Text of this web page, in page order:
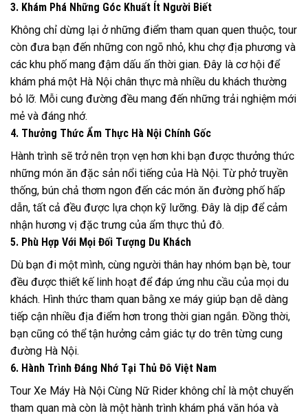
3. Khám Phá Những Góc Khuất Ít Người Biết
Không chỉ dừng lại ở những điểm tham quan quen thuộc, tour
còn đưa bạn đến những con ngõ nhỏ, khu chợ địa phương và
các khu phố mang đậm dấu ấn thời gian. Đây là cơ hội để
khám phá một Hà Nội chân thực mà nhiều du khách thường
bỏ lỡ. Mỗi cung đường đều mang đến những trải nghiệm mới
mẻ và đáng nhớ.
4. Thưởng Thức Ẩm Thực Hà Nội Chính Gốc
Hành trình sẽ trở nên trọn vẹn hơn khi bạn được thưởng thức
những món ăn đặc sản nổi tiếng của Hà Nội. Từ phở truyền
thống, bún chả thơm ngon đến các món ăn đường phố hấp
dẫn, tất cả đều được lựa chọn kỹ lưỡng. Đây là dịp để cảm
nhận hương vị đặc trưng của ẩm thực thủ đô.
5. Phù Hợp Với Mọi Đối Tượng Du Khách
Dù bạn đi một mình, cùng người thân hay nhóm bạn bè, tour
đều được thiết kế linh hoạt để đáp ứng nhu cầu của mọi du
khách. Hình thức tham quan bằng xe máy giúp bạn dễ dàng
tiếp cận nhiều địa điểm hơn trong thời gian ngắn. Đồng thời,
bạn cũng có thể tận hưởng cảm giác tự do trên từng cung
đường Hà Nội.
6. Hành Trình Đáng Nhớ Tại Thủ Đô Việt Nam
Tour Xe Máy Hà Nội Cùng Nữ Rider không chỉ là một chuyến
tham quan mà còn là một hành trình khám phá văn hóa và